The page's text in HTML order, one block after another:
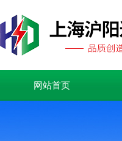
网站首页